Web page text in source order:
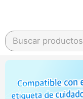
Buscar productos